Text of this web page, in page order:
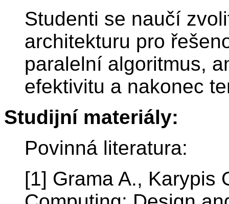
Studenti se naučí
architekturu pro
paralelní algoritmus,
efektivitu a nakonec
Studijní materiály:
Povinná literatura:
[1] Grama A., Karypis